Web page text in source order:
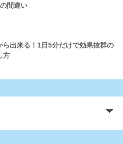
間違い
ら出来る！1日5分だけで効果抜群の
方